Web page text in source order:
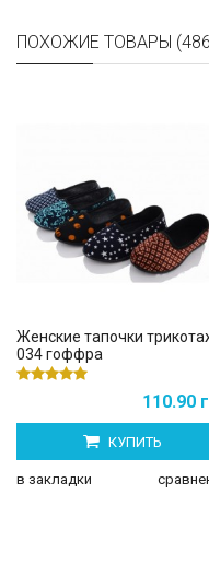
ПОХОЖИЕ ТОВАРЫ
Женские тапочки
034 гоффра
110.90
КУПИТЬ
в закладки